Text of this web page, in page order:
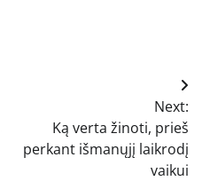
Next:
Ką verta žinoti, prieš
perkant išmanųjį laikrodį
vaikui